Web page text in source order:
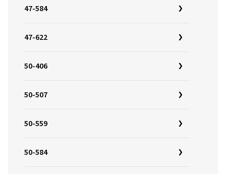
47-584
47-622
50-406
50-507
50-559
50-584